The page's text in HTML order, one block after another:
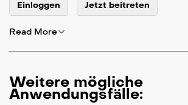
Einloggen Jetzt beitreten
Read More
Weitere mögliche
Anwendungsfälle: